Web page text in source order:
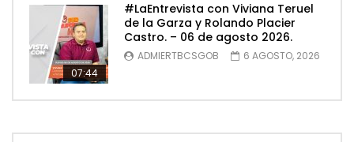
07:44
#LaEntrevista con Viviana Teruel
de la Garza y Rolando Placier
Castro. – 06 de agosto 2026.
ADMIERTBCSGOB 6 AGOSTO, 2026